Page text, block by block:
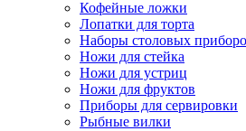
Кофейные ложки
Лопатки для торта
Наборы столовых
Ножи для стейка
Ножи для устриц
Ножи для фруктов
Приборы для сервировки
Рыбные вилки